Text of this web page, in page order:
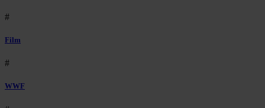
#
Film
#
WWF